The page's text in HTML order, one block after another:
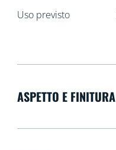
Uso previsto
ASPETTO E FINITURA